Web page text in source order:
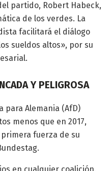
partido, Robert Habeck,
de los verdes. La
facilitará el diálogo
sueldos altos», por su
Y PELIGROSA
para Alemania (AfD)
menos que en 2017,
fuerza de su